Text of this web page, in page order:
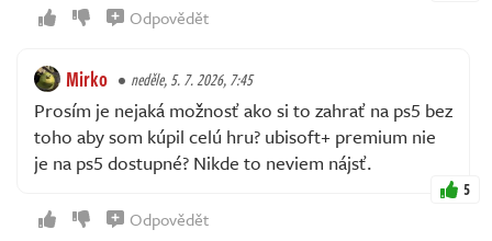
Odpovědět
Mirko neděle, 5. 7. 2026, 7:45
Prosím je nejaká možnosť ako si to zahrať na ps5 bez
toho aby som kúpil celú hru? ubisoft+ premium nie
je na ps5 dostupné? Nikde to neviem nájsť.
5
Odpovědět